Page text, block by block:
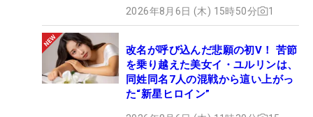
2026年8月6日 (木) 15時50分 1
改名が呼び込んだ悲願の初V！ 苦節
を乗り越えた美女イ・ユルリンは、
同姓同名7人の混戦から這い上がっ
た“新星ヒロイン”